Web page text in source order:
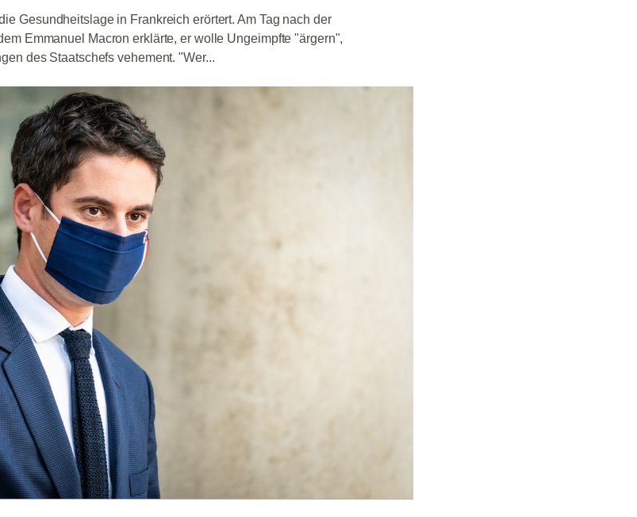
Gesundheitslage in Frankreich erörtert. Am Tag nach der
Emmanuel Macron erklärte, er wolle Ungeimpfte "ärgern",
des Staatschefs vehement. "Wer...